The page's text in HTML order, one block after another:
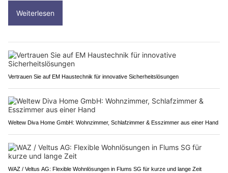
Weiterlesen
Vertrauen Sie auf EM Haustechnik für innovative Sicherheitslösungen
Weltew Diva Home GmbH: Wohnzimmer, Schlafzimmer & Esszimmer aus einer Hand
WAZ / Veltus AG: Flexible Wohnlösungen in Flums SG für kurze und lange Zeit